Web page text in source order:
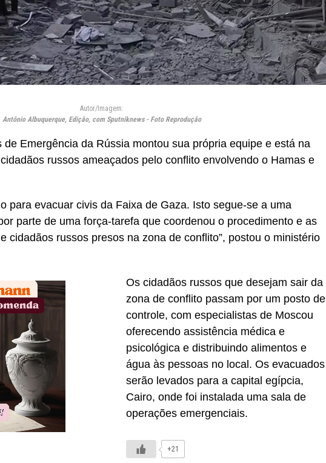
Autor/Imagem:
Antônio Albuquerque, Edição, com Sputniknews - Foto Reprodução
Emergência da Rússia montou sua própria equipe e está na
russos ameaçados pelo conflito envolvendo o Hamas e
para evacuar civis da Faixa de Gaza. Isto segue-se a uma
parte de uma força-tarefa que coordenou o procedimento e as
cidadãos russos presos na zona de conflito”, postou o ministério
Os cidadãos russos que desejam sair da
zona de conflito passam por um posto de
controle, com especialistas de Moscou
oferecendo assistência médica e
psicológica e distribuindo alimentos e
água às pessoas no local. Os evacuados
serão levados para a capital egípcia,
Cairo, onde foi instalada uma sala de
operações emergenciais.
+21